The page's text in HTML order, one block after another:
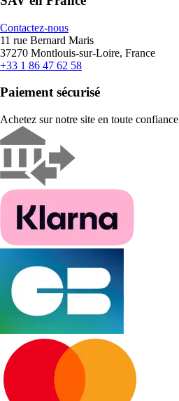
Contactez-nous
11 rue Bernard Maris
37270 Montlouis-sur-Loire, France
+33 1 86 47 62 58
Paiement sécurisé
Achetez sur notre site en toute confiance